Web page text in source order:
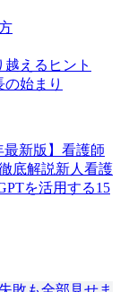
えるヒント
始まり
新版】 看護師
底解説新人看護
を活用する15